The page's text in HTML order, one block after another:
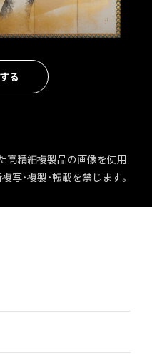
る
高精細複製品の画像を使用
写・複製・転載を禁じます。